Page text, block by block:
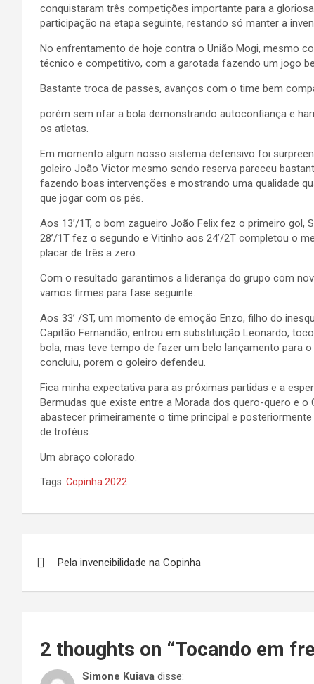
conquistaram três competições importante para a
participação na etapa seguinte, restando só manter a
No enfrentamento de hoje contra o União Mogi, mesmo
técnico e competitivo, com a garotada fazendo um jogo
Bastante troca de passes, avanços com o time bem
porém sem rifar a bola demonstrando autoconfiança e
os atletas.
Em momento algum nosso sistema defensivo foi
goleiro João Victor mesmo sendo reserva pareceu
fazendo boas intervenções e mostrando uma qualidade
que jogar com os pés.
Aos 13’/1T, o bom zagueiro João Felix fez o primeiro gol,
28’/1T fez o segundo e Vitinho aos 24’/2T completou o
placar de três a zero.
Com o resultado garantimos a liderança do grupo com
vamos firmes para fase seguinte.
Aos 33’ /ST, um momento de emoção Enzo, filho do
Capitão Fernandão, entrou em substituição Leonardo,
bola, mas teve tempo de fazer um belo lançamento para o
concluiu, porem o goleiro defendeu.
Fica minha expectativa para as próximas partidas e a
Bermudas que existe entre a Morada dos quero-quero e o
abastecer primeiramente o time principal e
de troféus.
Um abraço colorado.
Tags: Copinha 2022
de
Pela invencibilidade na Copinha
2 thoughts on “Tocando em
Simone Kuiava disse: